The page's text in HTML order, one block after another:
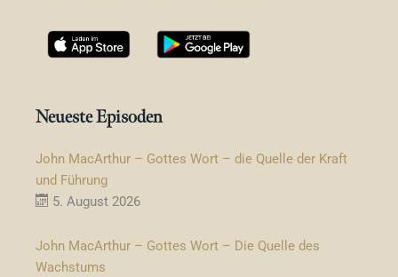
Neueste Episoden
John MacArthur – Gottes Wort – die Quelle der Kraft
und Führung
5. August 2026
John MacArthur – Gottes Wort – Die Quelle des
Wachstums